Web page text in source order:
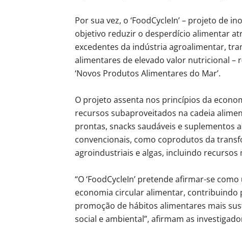
Por sua vez, o ‘FoodCycleIn’ – projeto de
objetivo reduzir o desperdício alimentar
excedentes da indústria agroalimentar,
alimentares de elevado valor nutricional –
‘Novos Produtos Alimentares do Mar’.
O projeto assenta nos princípios da
recursos subaproveitados na cadeia
prontas, snacks saudáveis e
convencionais, como coprodutos da
agroindustriais e algas, incluindo
“O ‘FoodCycleIn’ pretende afirmar-se
economia circular alimentar, contribuindo
promoção de hábitos alimentares mais
social e ambiental”, afirmam as